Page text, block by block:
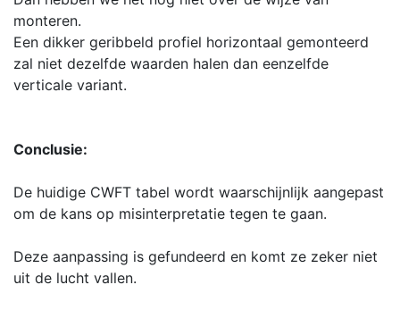
monteren.
Een dikker geribbeld profiel horizontaal gemonteerd
zal niet dezelfde waarden halen dan eenzelfde
verticale variant.
Conclusie:
De huidige CWFT tabel wordt waarschijnlijk aangepast
om de kans op misinterpretatie tegen te gaan.
Deze aanpassing is gefundeerd en komt ze zeker niet
uit de lucht vallen.